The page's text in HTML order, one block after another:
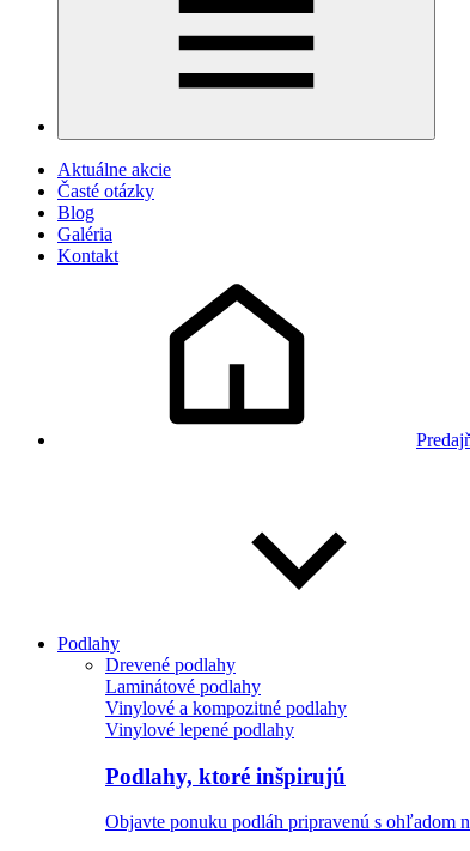
Aktuálne akcie
Časté otázky
Blog
Galéria
Kontakt
Podlahy
Drevené podlahy
Laminátové podlahy
Vinylové a kompozitné podlahy
Vinylové lepené podlahy
Podlahy, ktoré inšpirujú
Objavte ponuku podláh pripravenú s ohľadom